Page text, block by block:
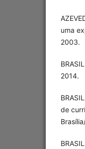
uma
2003.
2014.
de